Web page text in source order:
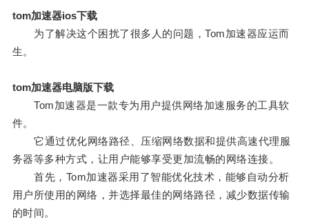
tom加速器ios下载
为了解决这个困扰了很多人的问题，Tom加速器应运而
生。
tom加速器电脑版下载
Tom加速器是一款专为用户提供网络加速服务的工具软
件。
它通过优化网络路径、压缩网络数据和提供高速代理服
务器等多种方式，让用户能够享受更加流畅的网络连接。
首先，Tom加速器采用了智能优化技术，能够自动分析
用户所使用的网络，并选择最佳的网络路径，减少数据传输
的时间。